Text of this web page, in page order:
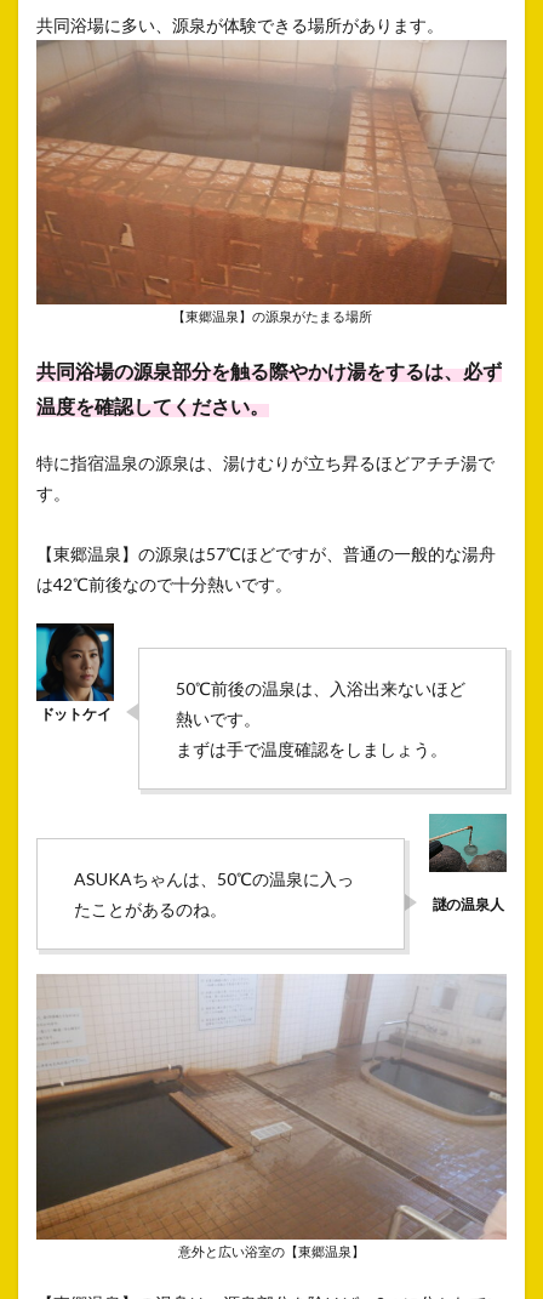
共同浴場に多い、源泉が体験できる場所があります。
【東郷温泉】の源泉がたまる場所
共同浴場の源泉部分を触る際やかけ湯をするは、必ず
温度を確認してください。
特に指宿温泉の源泉は、湯けむりが立ち昇るほどアチチ湯で
す。
【東郷温泉】の源泉は57℃ほどですが、普通の一般的な湯舟
は42℃前後なので十分熱いです。
50℃前後の温泉は、入浴出来ないほど
熱いです。
まずは手で温度確認をしましょう。
ASUKAちゃんは、50℃の温泉に入っ
たことがあるのね。
意外と広い浴室の【東郷温泉】